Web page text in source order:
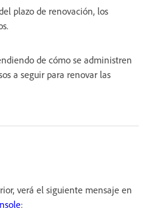
plazo de renovación, los
de cómo se administren
a seguir para renovar las
verá el siguiente mensaje en
: